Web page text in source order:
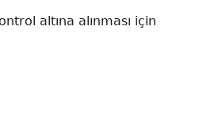
altına alınması için